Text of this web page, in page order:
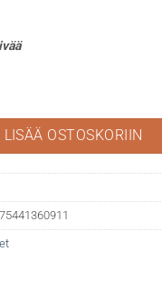
6017 type A määrä
LISÄÄ OSTOSKORIIN